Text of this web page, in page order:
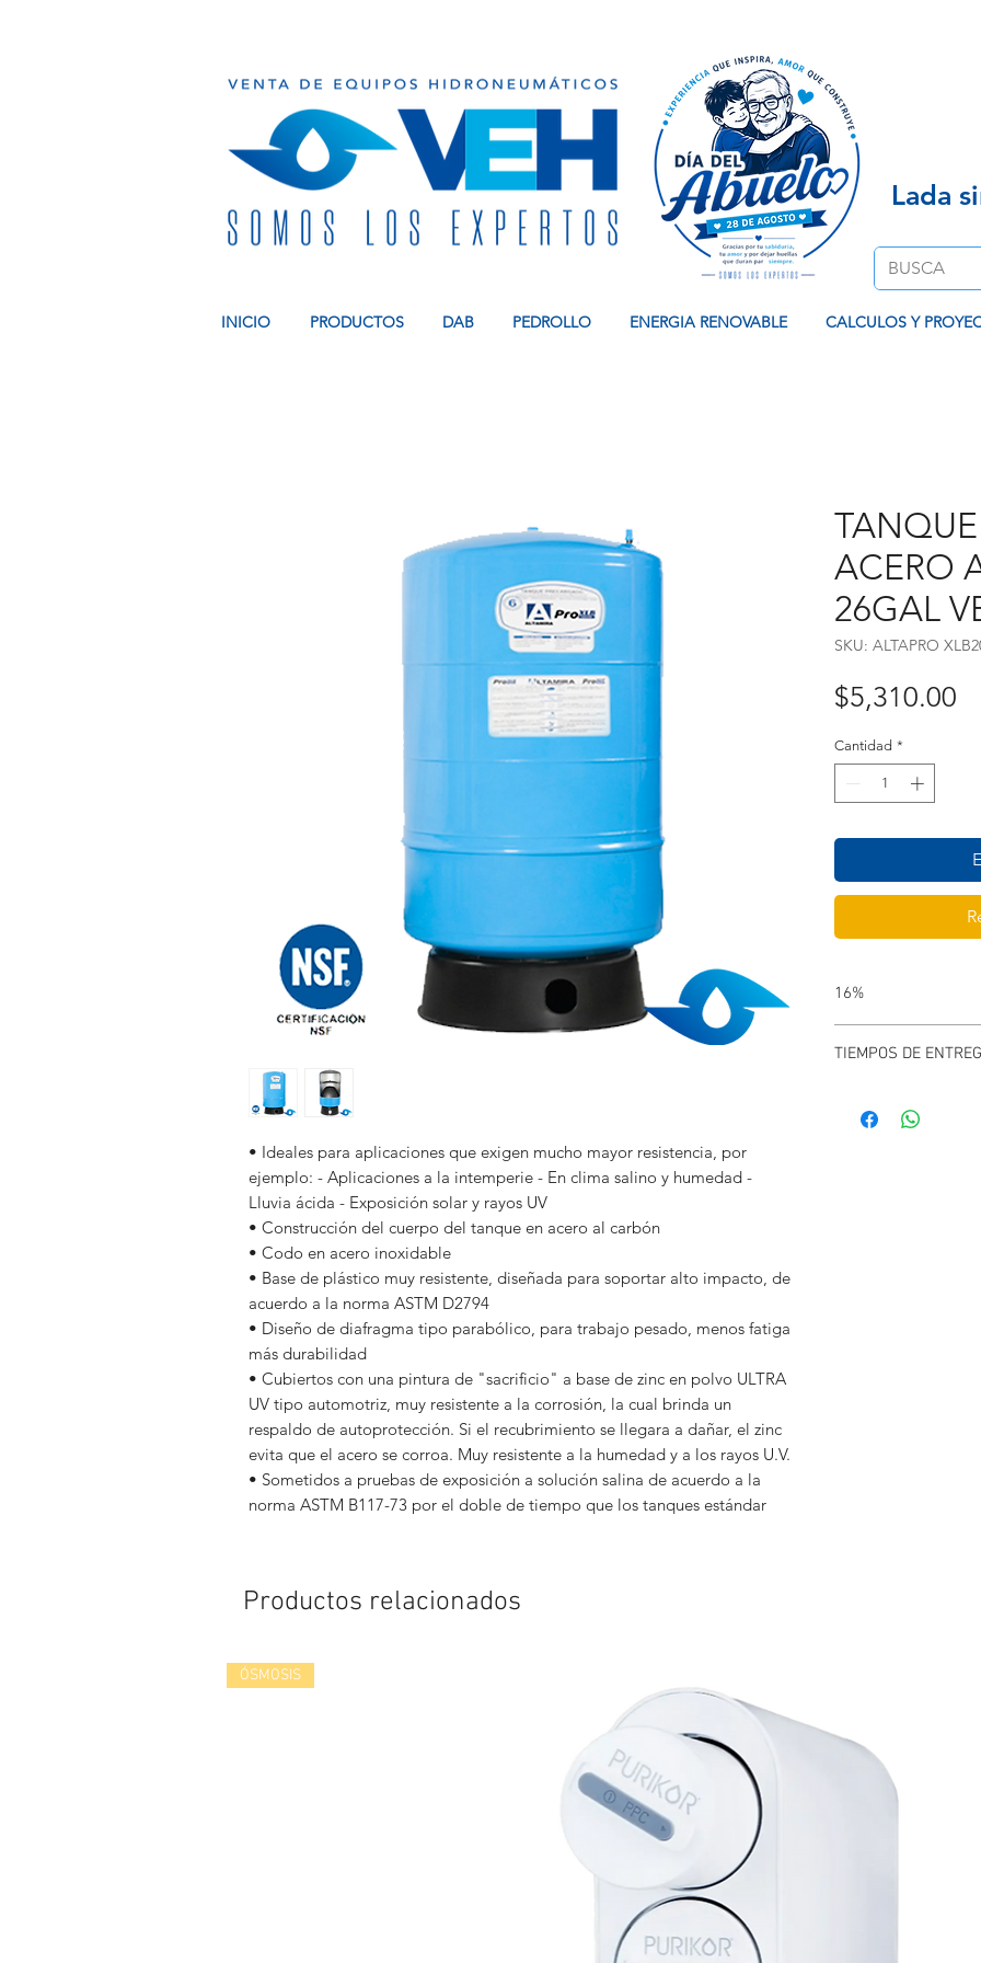
Lada
INICIO PRODUCTOS DAB PEDROLLO ENERGIA RENOVABLE CALCULOS Y
• Ideales para aplicaciones que exigen mucho mayor resistencia, por
ejemplo: - Aplicaciones a la intemperie - En clima salino y humedad -
Lluvia ácida - Exposición solar y rayos UV
• Construcción del cuerpo del tanque en acero al carbón
• Codo en acero inoxidable
• Base de plástico muy resistente, diseñada para soportar alto impacto, de
acuerdo a la norma ASTM D2794
• Diseño de diafragma tipo parabólico, para trabajo pesado, menos fatiga
más durabilidad
• Cubiertos con una pintura de "sacrificio" a base de zinc en polvo ULTRA
UV tipo automotriz, muy resistente a la corrosión, la cual brinda un
respaldo de autoprotección. Si el recubrimiento se llegara a dañar, el zinc
evita que el acero se corroa. Muy resistente a la humedad y a los rayos U.V.
• Sometidos a pruebas de exposición a solución salina de acuerdo a la
norma ASTM B117-73 por el doble de tiempo que los tanques estándar
ACERO
26GAL
SKU: ALTAPRO
$5,310.00
Cantidad *
16%
TIEMPOS DE
pueden variar.
Productos relacionados
ÓSMOSIS